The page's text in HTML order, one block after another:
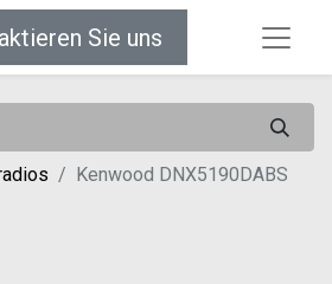
Sie uns
Kenwood DNX5190DABS